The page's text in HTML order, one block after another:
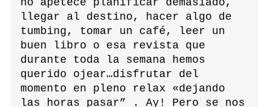
llegar al destino, hacer algo de
tumbing, tomar un café, leer un
buen libro o esa revista que
durante toda la semana hemos
querido ojear…disfrutar del
momento en pleno relax «dejando
las horas pasar” . Ay! Pero se nos